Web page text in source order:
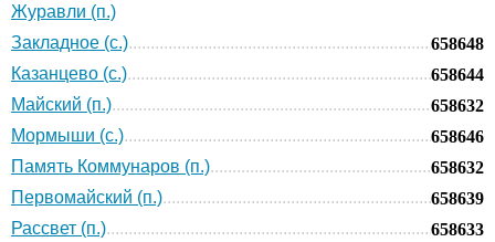
Журавли (п.)
Закладное (с.)
658648
Казанцево (с.)
658644
Майский (п.)
658632
Мормыши (с.)
658646
Память Коммунаров (п.)
658632
Первомайский (п.)
658639
Рассвет (п.)
658633